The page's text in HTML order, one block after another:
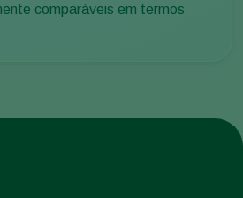
comparáveis em termos